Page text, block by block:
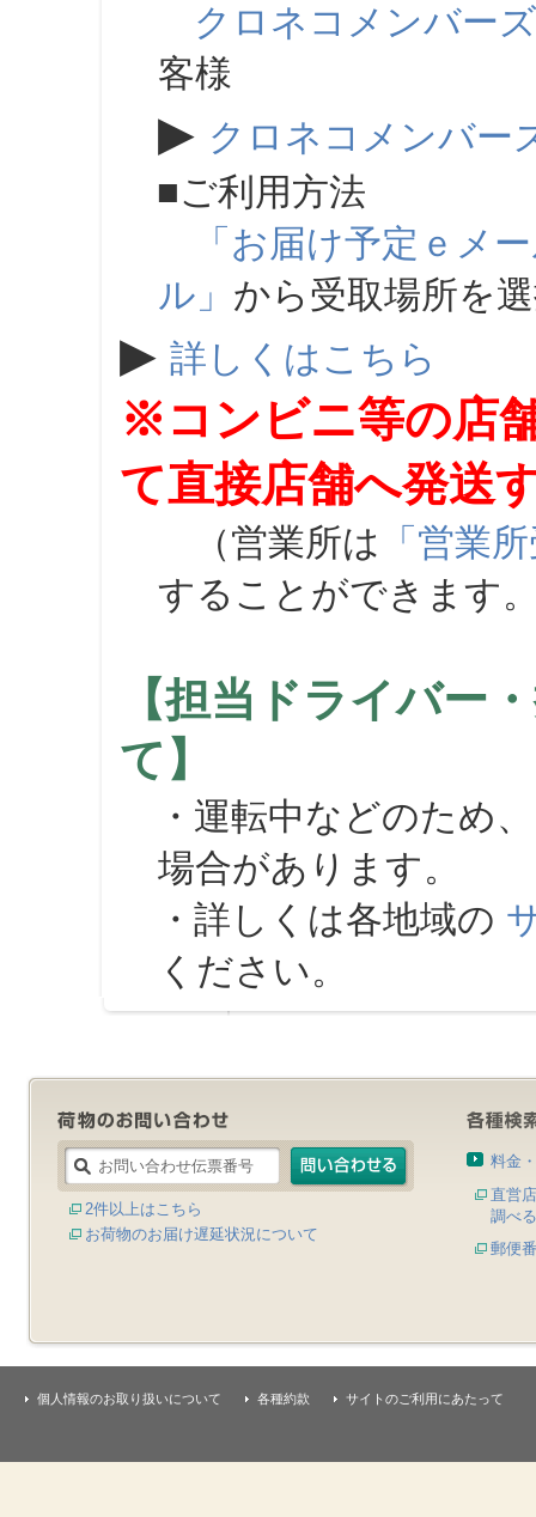
クロネコメンバーズ
客様
▶ クロネコメンバー
■ご利用方法
「お届け予定ｅメ
ル」 から受取場所を
▶ 詳しくはこちら
※コンビニ等の店
て直接店舗へ発送
（営業所は 「営業
することができます
【担当ドライバー
て】
・運転中などのため
場合があります。
・詳しくは各地域の
ください。
2件以上はこちら
お荷物のお届け遅延状況について
料金
直営
調べる
郵便
個人情報のお取り扱いについて 各種約款 サイトのご利用にあたって